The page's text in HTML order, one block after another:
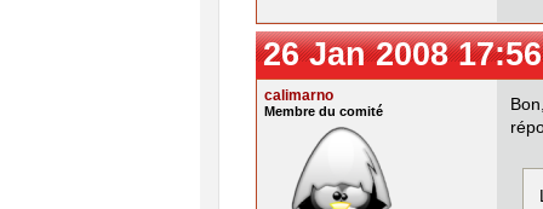
26 Jan 2008
calimarno
Membre du comité